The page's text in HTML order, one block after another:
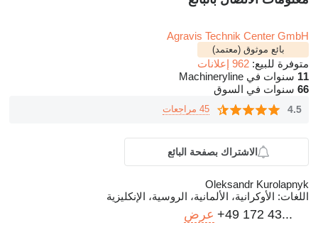
Agravis Technik Center GmbH
بائع موثوق (معتمد)
متوفرة للبيع: 962 إعلانات
11 سنوات في Machineryline
66 سنوات في السوق
4.5 45 مراجعات
الاشتراك بصفحة البائع
Oleksandr Kurolapnyk
اللغات: الأوكرانية، الألمانية، الروسية، الإنكليزية
+49 172 43... عرض